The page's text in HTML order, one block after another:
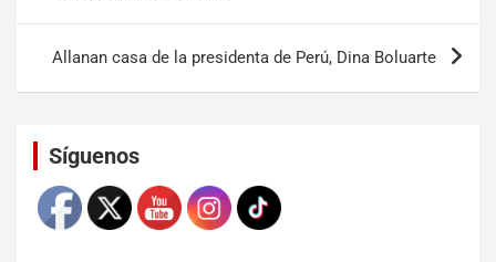
Allanan casa de la presidenta de Perú, Dina Boluarte
Síguenos